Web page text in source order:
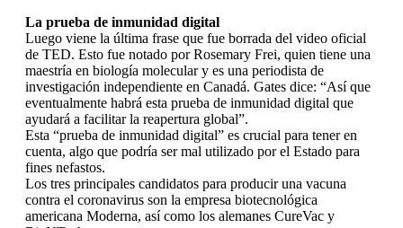
La prueba de inmunidad digital
Luego viene la última frase que fue borrada del video oficial
de TED. Esto fue notado por Rosemary Frei, quien tiene una
maestría en biología molecular y es una periodista de
investigación independiente en Canadá. Gates dice: “Así que
eventualmente habrá esta prueba de inmunidad digital que
ayudará a facilitar la reapertura global”.
Esta “prueba de inmunidad digital” es crucial para tener en
cuenta, algo que podría ser mal utilizado por el Estado para
fines nefastos.
Los tres principales candidatos para producir una vacuna
contra el coronavirus son la empresa biotecnológica
americana Moderna, así como los alemanes CureVac y